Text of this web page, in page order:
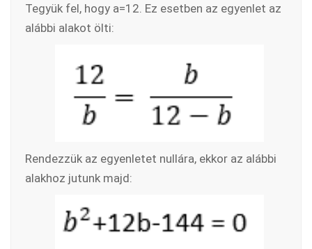
Tegyük fel, hogy a=12. Ez esetben az egyenlet az
alábbi alakot ölti:
Rendezzük az egyenletet nullára, ekkor az alábbi
alakhoz jutunk majd: